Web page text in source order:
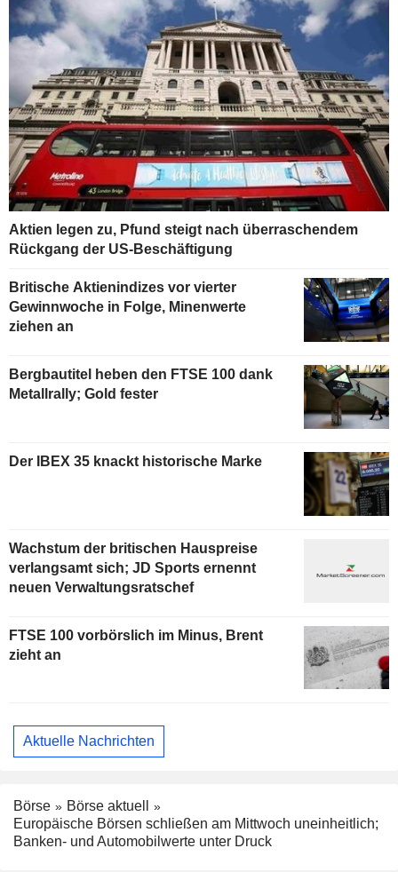
Aktien legen zu, Pfund steigt nach überraschendem
Rückgang der US-Beschäftigung
Britische Aktienindizes vor vierter
Gewinnwoche in Folge, Minenwerte
ziehen an
Bergbautitel heben den FTSE 100 dank
Metallrally; Gold fester
Der IBEX 35 knackt historische Marke
Wachstum der britischen Hauspreise
verlangsamt sich; JD Sports ernennt
neuen Verwaltungsratschef
FTSE 100 vorbörslich im Minus, Brent
zieht an
Aktuelle Nachrichten
Börse
Börse aktuell
Europäische Börsen schließen am Mittwoch uneinheitlich;
Banken- und Automobilwerte unter Druck